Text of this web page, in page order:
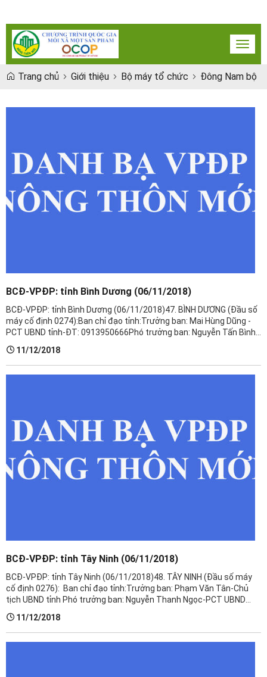
Trang chủ Giới thiệu Bộ máy tổ chức Đông Nam bộ
BCĐ-VPĐP: tỉnh Bình Dương (06/11/2018)
BCĐ-VPĐP: tỉnh Bình Dương (06/11/2018)​47. BÌNH DƯƠNG (Đầu số
máy cố định 0274):Ban chỉ đạo tỉnh:Trưởng ban: Mai Hùng Dũng -
PCT UBND tỉnh-ĐT: 0913950666Phó trưởng ban: Nguyễn Tấn Bình-
GĐ Sở NNPTNT-ĐT: 0913975620Văn phòng Điều phối NTM:Địa chỉ:
số 60 ...
11/12/2018
BCĐ-VPĐP: tỉnh Tây Ninh (06/11/2018)
BCĐ-VPĐP: tỉnh Tây Ninh (06/11/2018)​48. TÂY NINH (Đầu số máy
cố định 0276): Ban chỉ đạo tỉnh:Trưởng ban: Phạm Văn Tân-Chủ
tịch UBND tỉnh Phó trưởng ban: Nguyễn Thanh Ngọc-PCT UBND
tỉnh Phó trưởng ban TT: Võ Đức Trọng-GĐ Sở NNPTNT Văn phòng
Điều ...11/12/2018